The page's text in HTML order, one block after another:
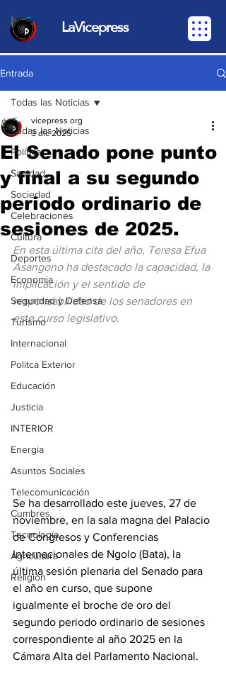
LaVicepress
Entrada
Todas las Noticias
Política
Sanidad
Sociedad
Celebraciones
Cultura
Deportes
Economia
Seguridad y Defensa
Turismo
Internacional
Politca Exterior
Educación
Justicia
INTERIOR
Energia
Asuntos Sociales
Telecomunicación
Cumbres
Tecnología
Agricultura
Religión
Todas las Noticias
El Senado pone punto
y final a su segundo
periodo ordinario de
sesiones de 2025.
vicepress org
3 dic 2025
En esta última cita del año, Teresa Efua
Asangono ha destacado la capacidad, la
implicación y el sentido de
responsabilidad de los senadores en
este curso legislativo.
Se ha desarrollado este jueves, 27 de
noviembre, en la sala magna del Palacio
de Congresos y Conferencias
Internacionales de Ngolo (Bata), la
última sesión plenaria del Senado para
el año en curso, que supone
igualmente el broche de oro del
segundo periodo ordinario de sesiones
correspondiente al año 2025 en la
Cámara Alta del Parlamento Nacional.